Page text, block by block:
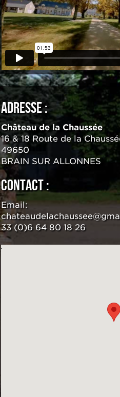
ADRESSE :
Château de la Chaussée
16 & 18 Route de la
49650
BRAIN SUR ALLONNES
CONTACT :
Email:
33 (0)6 64 80 18 26